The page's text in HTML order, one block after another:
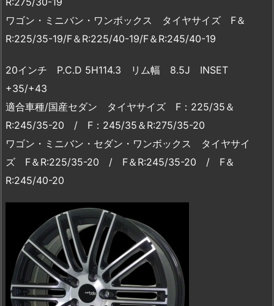
ワゴン・ミニバン・ワンボックス タイヤサイズ F＆
R:225/35-19/F＆R:225/40-19/F＆R:245/40-19
20インチ P.C.D 5H114.3 リム幅 8.5J INSET
+35/+43
適合車種/国産セダン タイヤサイズ F：225/35＆
R:245/35-20 / F：245/35＆R:275/35-20
ワゴン・ミニバン・セダン・ワンボックス タイヤサイ
ズ F＆R:225/35-20 / F＆R:245/35-20 / F＆
R:245/40-20